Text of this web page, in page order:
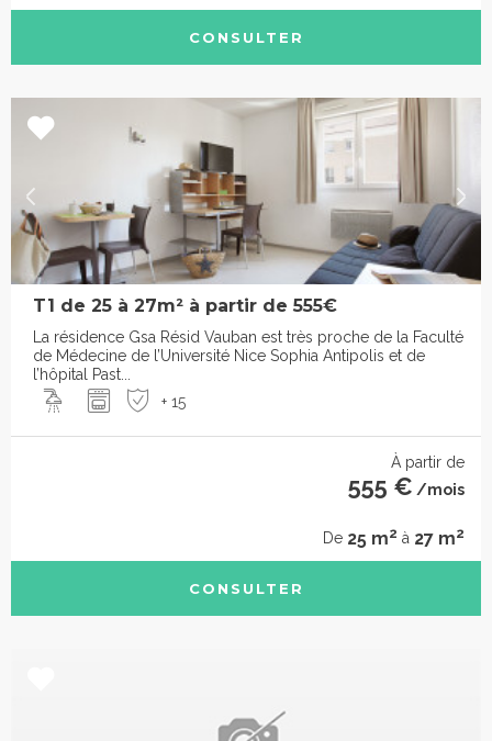
CONSULTER
T1 de 25 à 27m² à partir de 555€
La résidence Gsa Résid Vauban est très proche de la Faculté
de Médecine de l’Université Nice Sophia Antipolis et de
l’hôpital Past...
+ 15
À partir de
555 € /mois
De 25 m2 à 27 m2
CONSULTER